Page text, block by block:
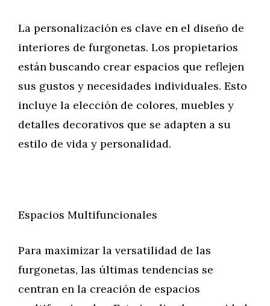
La personalización es clave en el diseño de
interiores de furgonetas. Los propietarios
están buscando crear espacios que reflejen
sus gustos y necesidades individuales. Esto
incluye la elección de colores, muebles y
detalles decorativos que se adapten a su
estilo de vida y personalidad.
Espacios Multifuncionales
Para maximizar la versatilidad de las
furgonetas, las últimas tendencias se
centran en la creación de espacios